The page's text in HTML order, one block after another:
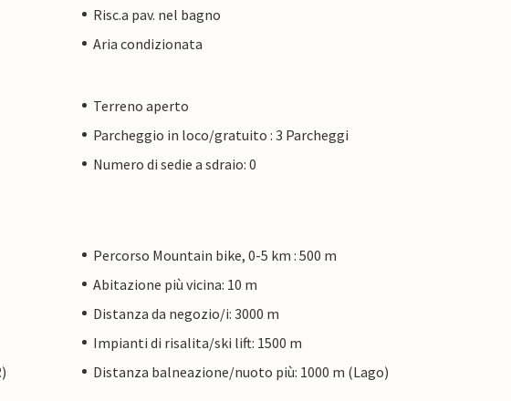
Risc.a pav. nel bagno
Aria condizionata
Terreno aperto
Parcheggio in loco/gratuito : 3 Parcheggi
Numero di sedie a sdraio: 0
Percorso Mountain bike, 0-5 km : 500 m
Abitazione più vicina: 10 m
Distanza da negozio/i: 3000 m
Impianti di risalita/ski lift: 1500 m
Distanza balneazione/nuoto più: 1000 m (Lago)